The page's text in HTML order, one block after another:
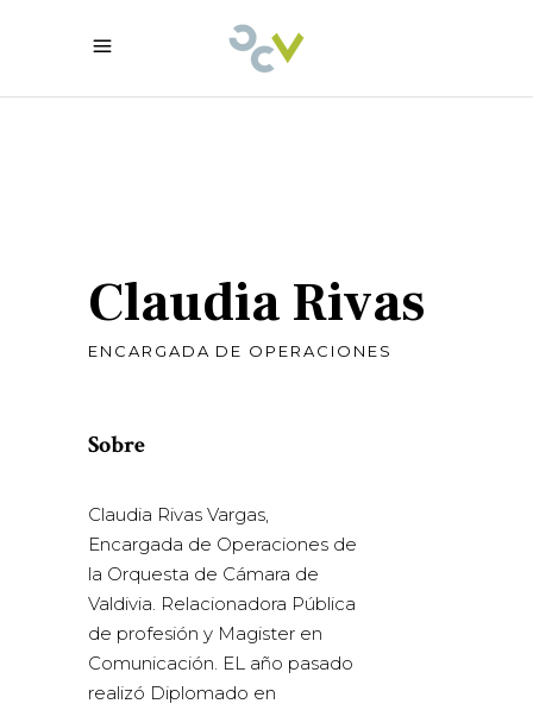
Claudia Rivas
ENCARGADA DE OPERACIONES
Sobre
Claudia Rivas Vargas,
Encargada de Operaciones de
la Orquesta de Cámara de
Valdivia. Relacionadora Pública
de profesión y Magister en
Comunicación. EL año pasado
realizó Diplomado en